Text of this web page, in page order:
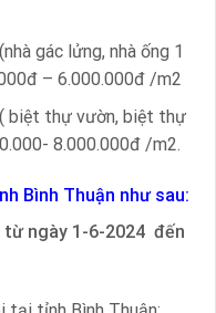
gác lửng, nhà ống 1
– 6.000.000đ /m2
biệt thự vườn, biệt thự
8.000.000đ /m2.
Bình Thuận như sau:
ngày 1-6-2024 đến